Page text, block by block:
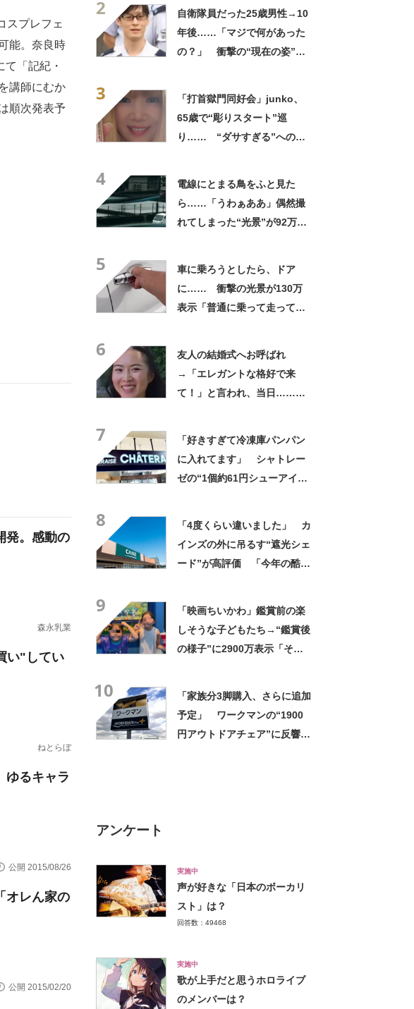
スプレフェ
能。奈良時
「記紀・
講師にむか
順次発表予
発。感動の
森永乳業
い"してい
ねとらぼ
るキャラ
公開 2015/08/26
オレん家の
公開 2015/02/20
2
自衛隊員だった25歳男性→10
年後……「マジで何があった
の？」 衝撃の“現在の姿”が
3
「打首獄門同好会」junko、
65歳で“彫りスタート”巡
り…… “ダサすぎる”への持
4
電線にとまる鳥をふと見た
ら……「うわぁああ」偶然撮
れてしまった“光景”が92万再
5
車に乗ろうとしたら、ドア
に…… 衝撃の光景が130万
表示「普通に乗って走ってた
6
友人の結婚式へお呼ばれ
→「エレガントな格好で来
て！」と言われ、当日……ま
7
「好きすぎて冷凍庫パンパン
に入れてます」 シャトレー
ゼの“1個約61円シューアイ
8
「4度くらい違いました」 カ
インズの外に吊るす“遮光シェ
ード”が高評価 「今年の酷暑
9
「映画ちいかわ」鑑賞前の楽
しそうな子どもたち→“鑑賞後
の様子”に2900万表示「そう
10
「家族分3脚購入、さらに追加
予定」 ワークマンの“1900
円アウトドアチェア”に反響
アンケート
実施中
声が好きな「日本のボーカリ
スト」は？
回答数：49468
実施中
歌が上手だと思うホロライブ
のメンバーは？